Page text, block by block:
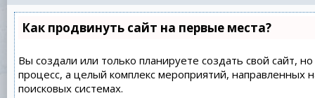
Как продвинуть сайт на первые места?
Вы создали или только планируете создать свой сайт,
процесс, а целый комплекс мероприятий,
поисковых системах.